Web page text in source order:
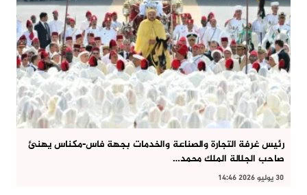
رئيس غرفة التجارة والصناعة والخدمات بجهة فاس-مكناس يهنئ
صاحب الجلالة الملك محمد…
30 يوليو 2026 14:46